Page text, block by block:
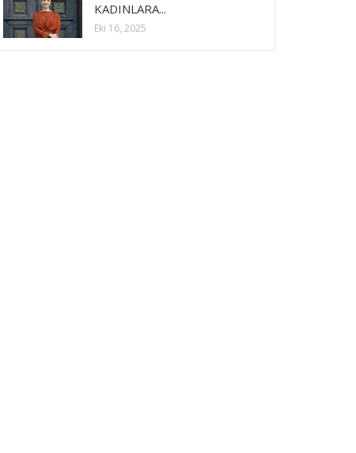
KADINLARA...
Eki 16, 2025